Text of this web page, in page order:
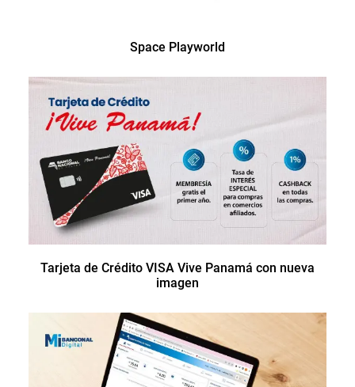
Space Playworld
Tarjeta de Crédito VISA Vive Panamá con nueva
imagen